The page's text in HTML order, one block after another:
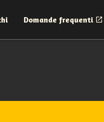
Domande frequenti